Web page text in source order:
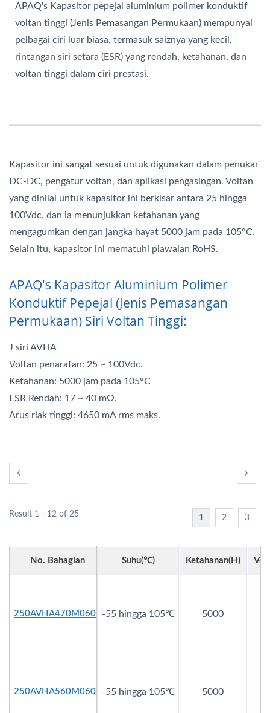
APAQ's Kapasitor pepejal aluminium polimer konduktif
voltan tinggi (Jenis Pemasangan Permukaan) mempunyai
pelbagai ciri luar biasa, termasuk saiznya yang kecil,
rintangan siri setara (ESR) yang rendah, ketahanan, dan
voltan tinggi dalam ciri prestasi.
Kapasitor ini sangat sesuai untuk digunakan dalam penukar
DC-DC, pengatur voltan, dan aplikasi pengasingan. Voltan
yang dinilai untuk kapasitor ini berkisar antara 25 hingga
100Vdc, dan ia menunjukkan ketahanan yang
mengagumkan dengan jangka hayat 5000 jam pada 105°C.
Selain itu, kapasitor ini mematuhi piawaian RoHS.
APAQ's Kapasitor Aluminium Polimer
Konduktif Pepejal (Jenis Pemasangan
Permukaan) Siri Voltan Tinggi:
J siri AVHA
Voltan penarafan: 25 ~ 100Vdc.
Ketahanan: 5000 jam pada 105°C
ESR Rendah: 17 ~ 40 mΩ.
Arus riak tinggi: 4650 mA rms maks.
Result 1 - 12 of 25 1 2 3
Suhu(℃) Ketahanan(h)
-55 hingga 105℃ 5000
-55 hingga 105℃ 5000
No. Bahagian
250AVHA470M0606
250AVHA560M0606